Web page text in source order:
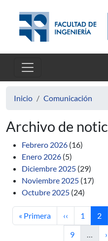
Inicio Comunicación
Archivo de
Febrero 2026 (16)
Enero 2026 (5)
Diciembre 2025 (29)
Noviembre 2025 (17)
Octubre 2025 (24)
Primera página
« Primera Página
‹‹ Página
1 2
Página
9 …